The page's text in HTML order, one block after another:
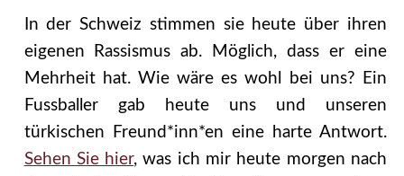
In der Schweiz stimmen sie heute über ihren
eigenen Rassismus ab. Möglich, dass er eine
Mehrheit hat. Wie wäre es wohl bei uns? Ein
Fussballer gab heute uns und unseren
türkischen Freund*inn*en eine harte Antwort.
Sehen Sie hier, was ich mir heute morgen nach